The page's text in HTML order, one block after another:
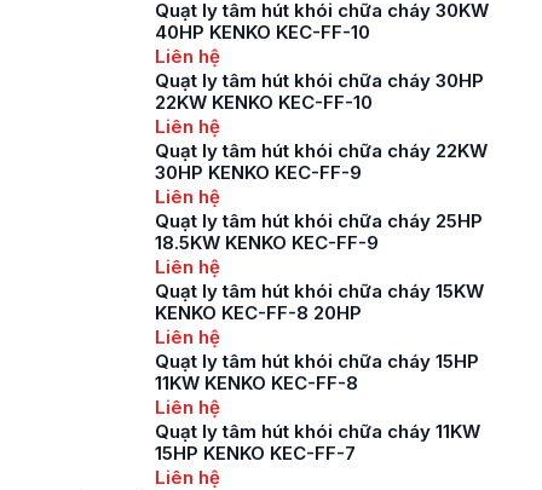
Quạt ly tâm hút khói chữa cháy 30KW
40HP KENKO KEC-FF-10
Liên hệ
Quạt ly tâm hút khói chữa cháy 30HP
22KW KENKO KEC-FF-10
Liên hệ
Quạt ly tâm hút khói chữa cháy 22KW
30HP KENKO KEC-FF-9
Liên hệ
Quạt ly tâm hút khói chữa cháy 25HP
18.5KW KENKO KEC-FF-9
Liên hệ
Quạt ly tâm hút khói chữa cháy 15KW
KENKO KEC-FF-8 20HP
Liên hệ
Quạt ly tâm hút khói chữa cháy 15HP
11KW KENKO KEC-FF-8
Liên hệ
Quạt ly tâm hút khói chữa cháy 11KW
15HP KENKO KEC-FF-7
Liên hệ